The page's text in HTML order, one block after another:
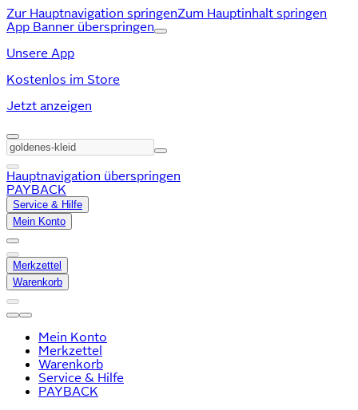
Zur Hauptnavigation springenZum Hauptinhalt springen
App Banner überspringen
Unsere App
Kostenlos im Store
Jetzt anzeigen
Hauptnavigation überspringen
PAYBACK
Service & Hilfe
Mein Konto
Merkzettel
Warenkorb
Mein Konto
Merkzettel
Warenkorb
Service & Hilfe
PAYBACK